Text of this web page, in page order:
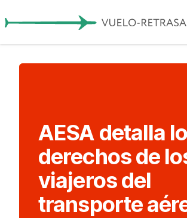
AESA detalla
derechos de
viajeros del
transporte